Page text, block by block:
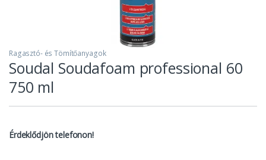
Ragasztó- és Tömítőanyagok
Soudal Soudafoam professional 60
750 ml
Érdeklődjön telefonon!